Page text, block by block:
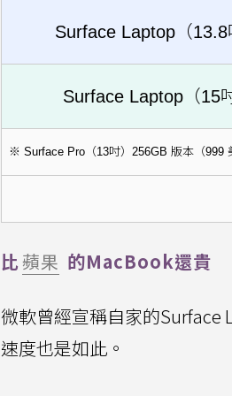
Surface Laptop（13.8
Surface Laptop（15
※ Surface Pro（13吋）256GB 版本（999
比蘋果 的MacBook還貴
微軟曾經宣稱自家的Surface
速度也是如此。